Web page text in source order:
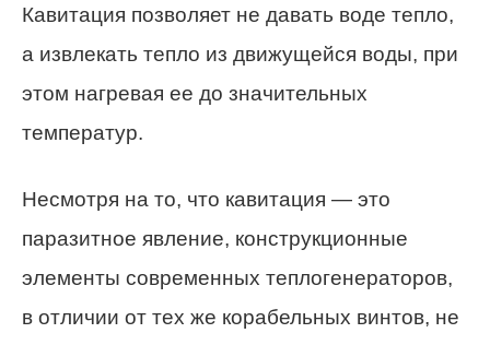
Кавитация позволяет не давать воде тепло,
а извлекать тепло из движущейся воды, при
этом нагревая ее до значительных
температур.
Несмотря на то, что кавитация — это
паразитное явление, конструкционные
элементы современных теплогенераторов,
в отличии от тех же корабельных винтов, не